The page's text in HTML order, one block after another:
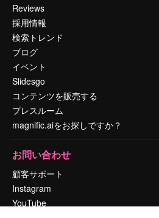
Reviews
採用情報
検索トレンド
ブログ
イベント
Slidesgo
コンテンツを販売する
プレスルーム
magnific.aiをお探しですか？
お問い合わせ
顧客サポート
Instagram
YouTube